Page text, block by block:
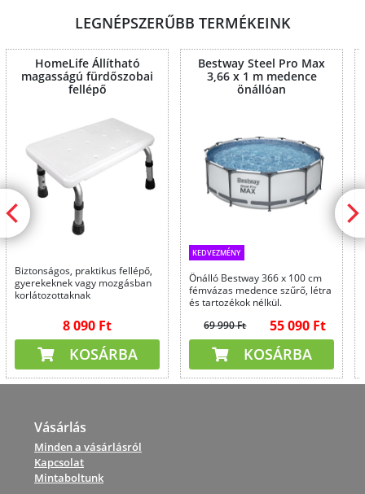
LEGNÉPSZERŰBB TERMÉKEINK
HomeLife Állítható
magasságú fürdőszobai
fellépő
Biztonságos, praktikus fellépő,
gyerekeknek vagy mozgásban
korlátozottaknak
8 090 Ft
KOSÁRBA
Bestway Steel Pro Max
3,66 x 1 m medence
önállóan
KEDVEZMÉNY
Önálló Bestway 366 x 100 cm
fémvázas medence szűrő, létra
és tartozékok nélkül.
69 990 Ft
55 090 Ft
KOSÁRBA
Vásárlás
Minden a vásárlásról
Kapcsolat
Mintaboltunk